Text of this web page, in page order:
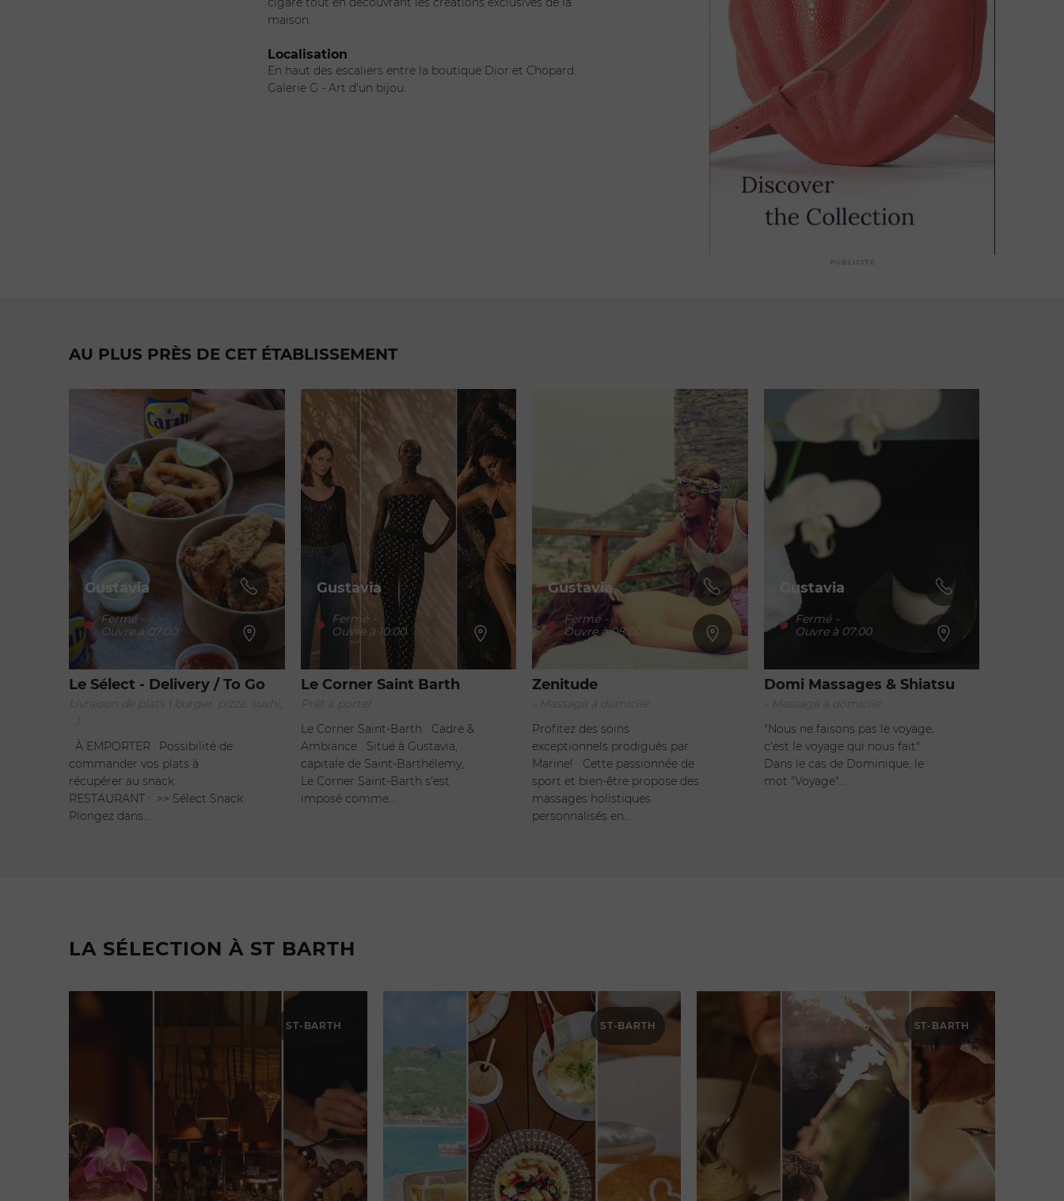
maison.
Localisation
En haut des escaliers entre la boutique Dior et Chopard.
Galerie G - Art d'un bijou.
PUBLICITÉ
AU PLUS PRÈS DE CET ÉTABLISSEMENT
Gustavia
Fermé -
Ouvre à 07:00
Le Sélect - Delivery / To Go
Livraison de plats ( burger, pizza, sushi,
À EMPORTER : Possibilité de
commander vos plats à
récupérer au snack
RESTAURANT : >> Sélect Snack
Plongez dans…
Gustavia
Fermé -
Ouvre à 10:00
Le Corner Saint Barth
Prêt à porter
Le Corner Saint-Barth Cadre &
Ambiance Situé à Gustavia,
capitale de Saint-Barthélemy,
Le Corner Saint-Barth s'est
imposé comme…
Gustavia
Fermé -
Ouvre à 08:00
Zenitude
- Massage à domicile
Profitez des soins
exceptionnels prodigués par
Marine! Cette passionnée de
sport et bien-être propose des
massages holistiques
personnalisés en…
Gustavia
Fermé -
Ouvre à 07:00
Domi Massages & Shiatsu
- Massage à domicile
"Nous ne faisons pas le voyage,
c'est le voyage qui nous fait"
Dans le cas de Dominique, le
mot "Voyage"…
LA SÉLECTION À ST BARTH
ST-BARTH ST-BARTH ST-BARTH